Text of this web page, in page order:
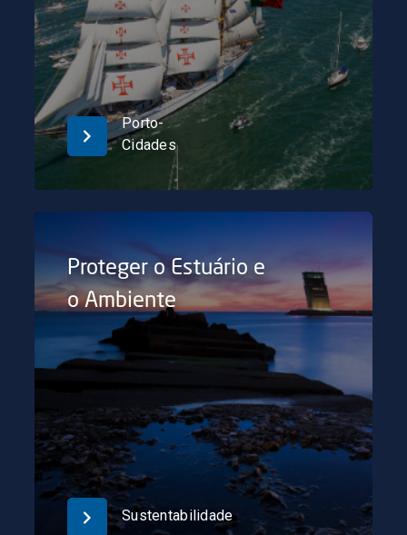
Porto-
Cidades
Proteger o Estuário e
o Ambiente
Sustentabilidade